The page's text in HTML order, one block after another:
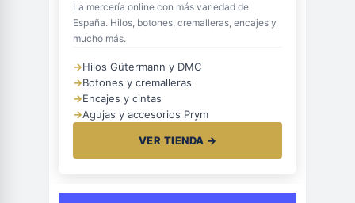
La mercería online con más variedad de
España. Hilos, botones, cremalleras, encajes y
mucho más.
→Hilos Gütermann y DMC
→Botones y cremalleras
→Encajes y cintas
→Agujas y accesorios Prym
VER TIENDA →